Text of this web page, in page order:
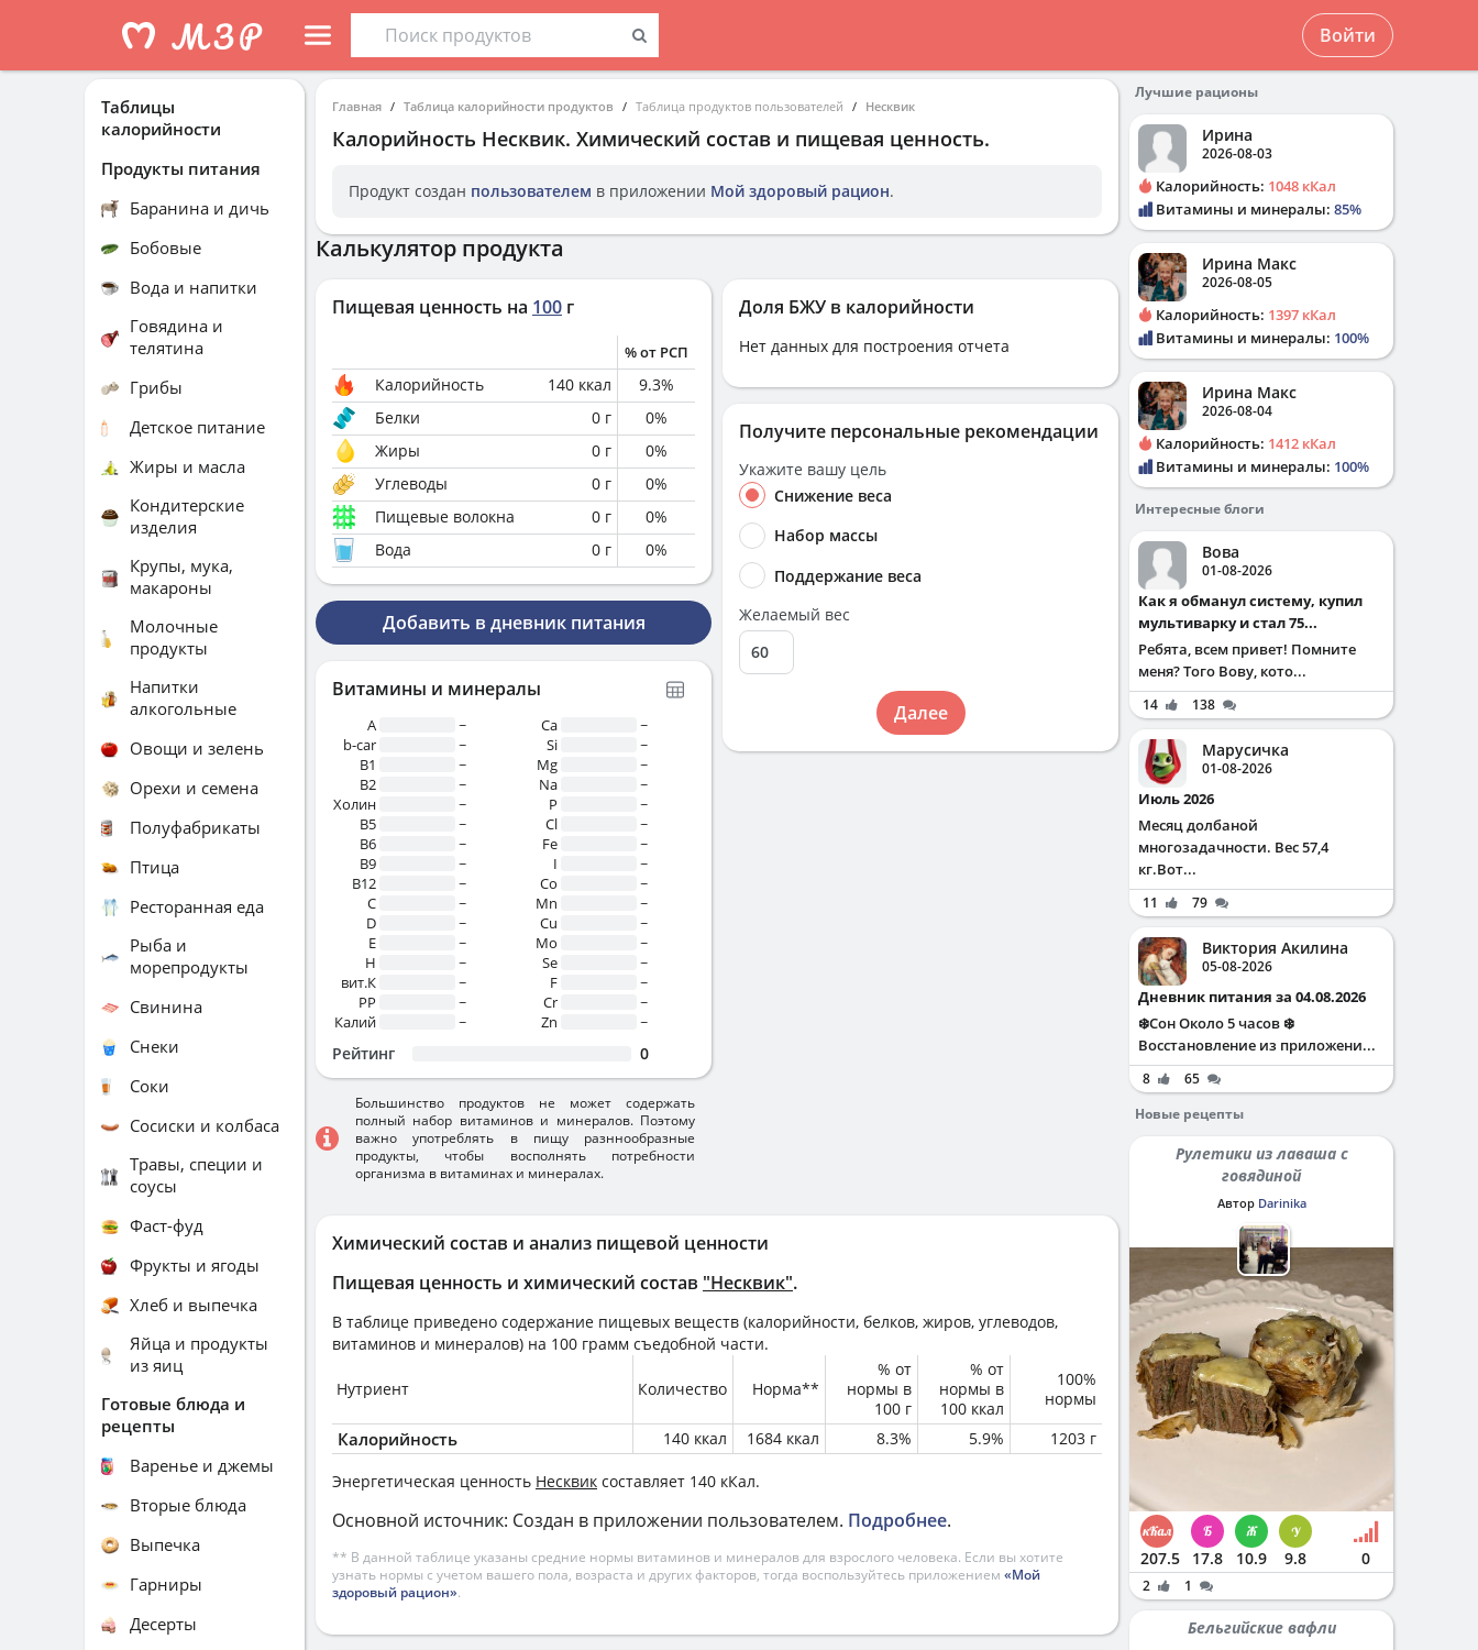
Войти
Главная Таблица калорийности продуктов Таблица продуктов пользователей Несквик
Калорийность Несквик. Химический состав и пищевая ценность.
Продукт создан пользователем в приложении Мой здоровый рацион.
Химический состав и анализ пищевой ценности
Пищевая ценность и химический состав "Несквик".
В таблице приведено содержание пищевых веществ (калорийности, белков, жиров, углеводов,
витаминов и минералов) на 100 грамм съедобной части.
Нутриент Количество Норма**
% от
нормы в
100 г
% от
нормы в
100 ккал
100%
нормы
Калорийность 140 ккал 1684 ккал 8.3% 5.9% 1203 г
Энергетическая ценность Несквик составляет 140 кКал.
Основной источник: Создан в приложении пользователем. Подробнее.
** В данной таблице указаны средние нормы витаминов и минералов для взрослого человека. Если вы хотите
узнать нормы с учетом вашего пола, возраста и других факторов, тогда воспользуйтесь приложением «Мой
здоровый рацион».
Калькулятор продукта
Пищевая ценность на 100 г
% от РСП
Калорийность 140 ккал 9.3%
Белки
0 г 0%
Жиры
0 г 0%
Углеводы
0 г 0%
Пищевые волокна
0 г 0%
Вода
0 г 0%
Добавить в дневник питания
Витамины и минералы
A
~
b-car
~
В1
~
B2
~
Холин
~
B5
~
B6
~
B9
~
B12
~
C
~
D
~
E
~
H
~
вит.К
~
PP
~
Калий
~
Ca
~
Si
~
Mg
~
Na
~
P
~
Cl
~
Fe
~
I
~
Co
~
Mn
~
Cu
~
Mo
~
Se
~
F
~
Cr
~
Zn
~
Рейтинг 0
Большинство продуктов не может содержать
полный набор витаминов и минералов. Поэтому
важно употреблять в пищу разннообразные
продукты, чтобы восполнять потребности
организма в витаминах и минералах.
Доля БЖУ в калорийности
Нет данных для построения отчета
Получите персональные рекомендации
Укажите вашу цель
Снижение веса
Набор массы
Поддержание веса
Желаемый вес
Далее
Таблицы
калорийности
Продукты питания
Баранина и дичь
Бобовые
Вода и напитки
Говядина и
телятина
Грибы
Детское питание
Жиры и масла
Кондитерские
изделия
Крупы, мука,
макароны
Молочные
продукты
Напитки
алкогольные
Овощи и зелень
Орехи и семена
Полуфабрикаты
Птица
Ресторанная еда
Рыба и
морепродукты
Свинина
Снеки
Соки
Сосиски и колбаса
Травы, специи и
соусы
Фаст-фуд
Фрукты и ягоды
Хлеб и выпечка
Яйца и продукты
из яиц
Готовые блюда и
рецепты
Варенье и джемы
Вторые блюда
Выпечка
Гарниры
Десерты
Лучшие рационы
Ирина
2026-08-03
Калорийность: 1048 кКал
Витамины и минералы: 85%
Ирина Макс
2026-08-05
Калорийность: 1397 кКал
Витамины и минералы: 100%
Ирина Макс
2026-08-04
Калорийность: 1412 кКал
Витамины и минералы: 100%
Интересные блоги
Вова
01-08-2026
Как я обманул систему, купил
мультиварку и стал 75...
Ребята, всем привет! Помните
меня? Того Вову, кото...
14 138
Марусичка
01-08-2026
Июль 2026
Месяц долбаной
многозадачности. Вес 57,4
кг.Вот...
11 79
Виктория Акилина
05-08-2026
Дневник питания за 04.08.2026
❄️Сон Около 5 часов ❄️
Восстановление из приложени...
8
65
Новые рецепты
Рулетики из лаваша с
говядиной
Автор Darinika
207.5 17.8 10.9 9.8 0
2 1
Бельгийские вафли